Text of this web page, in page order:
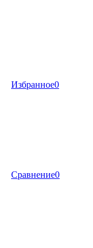
Избранное0
Сравнение0